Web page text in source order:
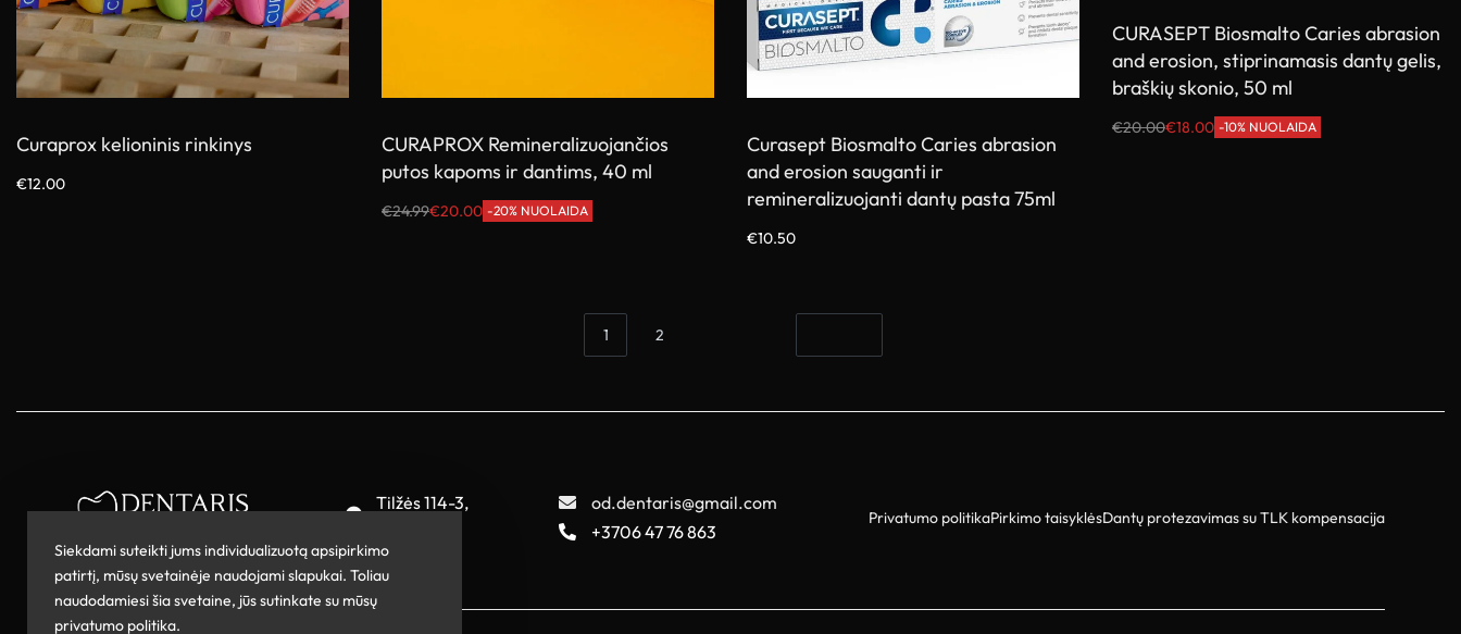
Curaprox kelioninis rinkinys
€12.00
CURAPROX Remineralizuojančios
putos kapoms ir dantims, 40 ml
€24.99€20.00 -20% NUOLAIDA
Curasept Biosmalto Caries abrasion
and erosion sauganti ir
remineralizuojanti dantų pasta 75ml
€10.50
CURASEPT Biosmalto Caries abrasion
and erosion, stiprinamasis dantų gelis,
braškių skonio, 50 ml
€20.00€18.00 -10% NUOLAIDA
1 2
Tilžės 114-3,
od.dentaris@gmail.com
+3706 47 76 863
Privatumo politikaPirkimo taisyklėsDantų protezavimas su TLK kompensacija
Siekdami suteikti jums individualizuotą apsipirkimo
patirtį, mūsų svetainėje naudojami slapukai. Toliau
naudodamiesi šia svetaine, jūs sutinkate su mūsų
privatumo politika.